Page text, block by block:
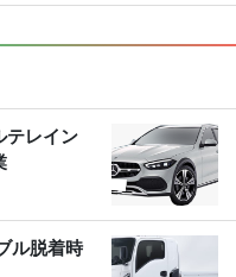
テレイン
ル脱着時